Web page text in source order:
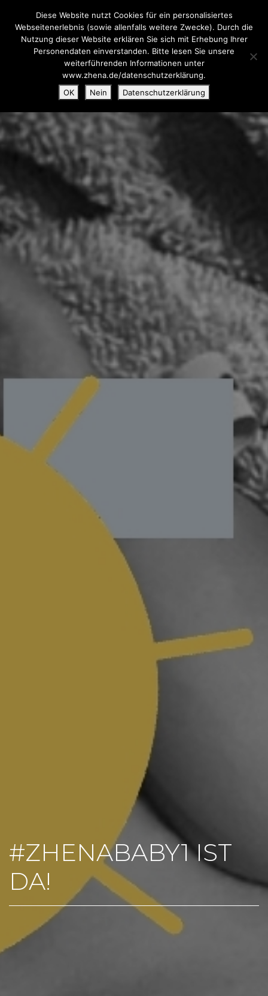
#ZHENABABY1 IST
DA!
Diese Website nutzt Cookies für ein personalisiertes
Webseitenerlebnis (sowie allenfalls weitere Zwecke). Durch die
Nutzung dieser Website erklären Sie sich mit Erhebung Ihrer
Personendaten einverstanden. Bitte lesen Sie unsere
weiterführenden Informationen unter
www.zhena.de/datenschutzerklärung.
OK
Nein Datenschutzerklärung